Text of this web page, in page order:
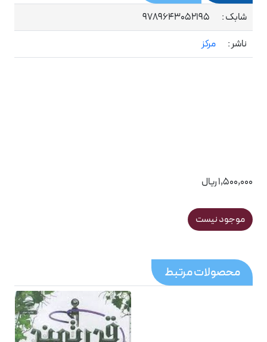
شابک :
9789643052195
ناشر :
مرکز
1,500,000 ریال
موجود نیست
محصولات مرتبط